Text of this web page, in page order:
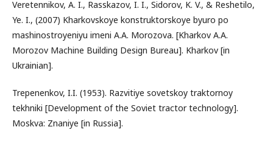
Veretennikov, A. I., Rasskazov, I. I., Sidorov, K. V., & Reshetilo,
Ye. I., (2007) Kharkovskoye konstruktorskoye byuro po
mashinostroyeniyu imeni A.A. Morozova. [Kharkov A.A.
Morozov Machine Building Design Bureau]. Kharkov [in
Ukrainian].
Trepenenkov, I.I. (1953). Razvitiye sovetskoy traktornoy
tekhniki [Development of the Soviet tractor technology].
Moskva: Znaniye [in Russia].